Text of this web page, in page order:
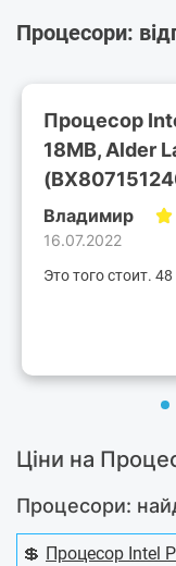
Процесори:
Процесор
18MB, Alder
Владимир
16.07.2022
Это того стоит.
Ціни на
Процесори:
💲 Процесор Intel